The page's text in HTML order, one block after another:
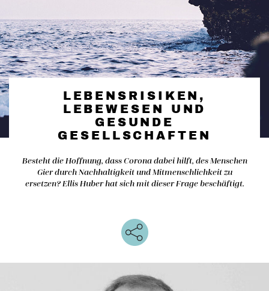
LEBENSRISIKEN,
LEBEWESEN UND
GESUNDE
GESELLSCHAFTEN
Besteht die Hoffnung, dass Corona dabei hilft, des Menschen
Gier durch Nachhaltigkeit und Mitmenschlichkeit zu
ersetzen? Ellis Huber hat sich mit dieser Frage beschäftigt.